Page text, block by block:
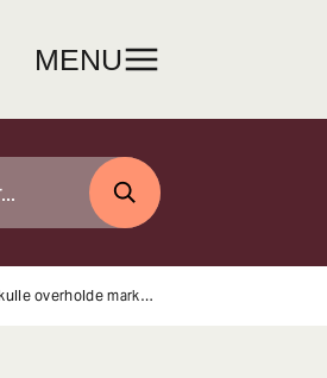
MENU
SØG
24/05922, 24/06341, 24/06340, 24/06342, 24/06343 og 24/06344 Influenter, der drev erhvervsvirksomhed, skulle overholde markedsføringsloven i alle opslag